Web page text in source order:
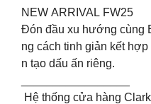
NEW ARRIVAL FW25
Đón đầu xu hướng cùng
ng cách tinh giản kết
n tạo dấu ấn riêng.
Hệ thống cửa hàng